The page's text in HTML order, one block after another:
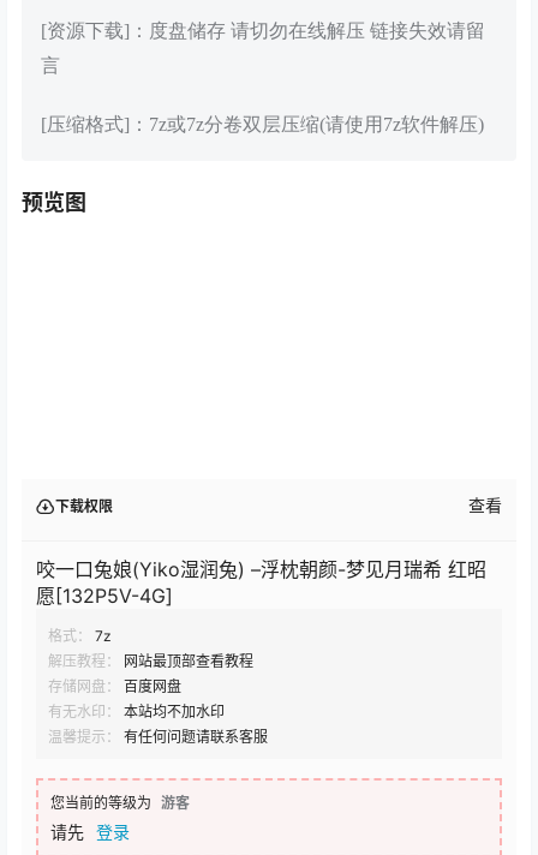
[资源下载]：度盘储存 请切勿在线解压 链接失效请留
言
[压缩格式]：7z或7z分卷双层压缩(请使用7z软件解压)
预览图
下载权限 查看
咬一口兔娘(Yiko湿润兔) –浮枕朝颜-梦见月瑞希 红昭
愿[132P5V-4G]
格式：
7z
解压教程：
网站最顶部查看教程
存储网盘：
百度网盘
有无水印：
本站均不加水印
温馨提示：
有任何问题请联系客服
您当前的等级为 游客
请先 登录